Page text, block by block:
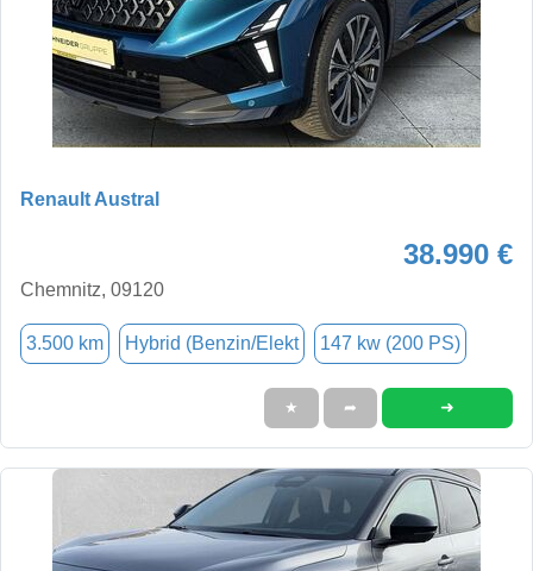
Renault Austral
38.990 €
Chemnitz, 09120
3.500 km Hybrid (Benzin/Elekt 147 kw (200 PS)
★ ➦ ➜